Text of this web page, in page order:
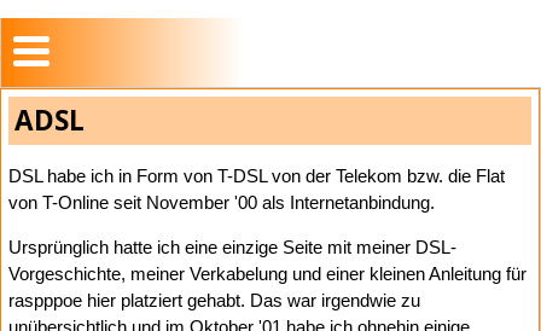
ADSL
DSL habe ich in Form von T-DSL von der Telekom bzw. die Flat
von T-Online seit November '00 als Internetanbindung.
Ursprünglich hatte ich eine einzige Seite mit meiner DSL-
Vorgeschichte, meiner Verkabelung und einer kleinen Anleitung für
raspppoe hier platziert gehabt. Das war irgendwie zu
unübersichtlich und im Oktober '01 habe ich ohnehin einige